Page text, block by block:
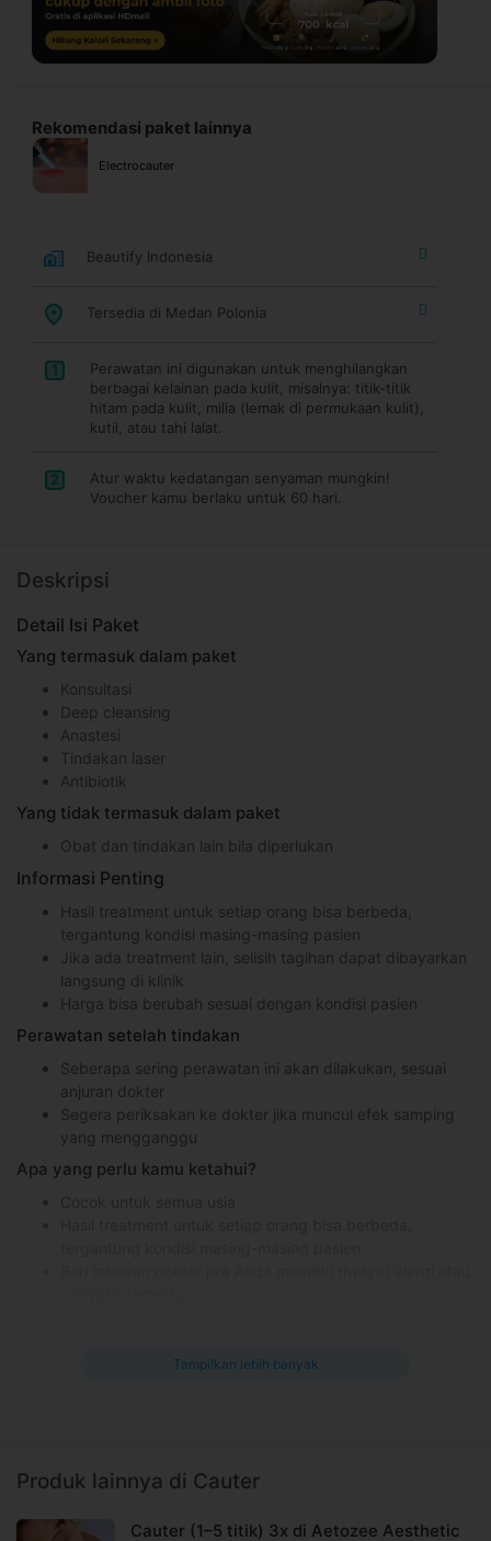
Rekomendasi paket lainnya
Electrocauter
Beautify Indonesia
Tersedia di Medan Polonia
1
Perawatan ini digunakan untuk menghilangkan
berbagai kelainan pada kulit, misalnya: titik-titik
hitam pada kulit, milia (lemak di permukaan kulit),
kutil, atau tahi lalat.
2
Atur waktu kedatangan senyaman mungkin!
Voucher kamu berlaku untuk 60 hari.
Deskripsi
Detail Isi Paket
Yang termasuk dalam paket
Konsultasi
Deep cleansing
Anastesi
Tindakan laser
Antibiotik
Yang tidak termasuk dalam paket
Obat dan tindakan lain bila diperlukan
Informasi Penting
Hasil treatment untuk setiap orang bisa berbeda,
tergantung kondisi masing-masing pasien
Jika ada treatment lain, selisih tagihan dapat dibayarkan
langsung di klinik
Harga bisa berubah sesuai dengan kondisi pasien
Perawatan setelah tindakan
Seberapa sering perawatan ini akan dilakukan, sesuai
anjuran dokter
Segera periksakan ke dokter jika muncul efek samping
yang mengganggu
Apa yang perlu kamu ketahui?
Pasien dengan riwayat keloid
Infeksi
Berdarah
Informasi Umum
Tampilkan lebih banyak
Produk lainnya di Cauter
Cauter (1–5 titik) 3x di Aetozee Aesthetic